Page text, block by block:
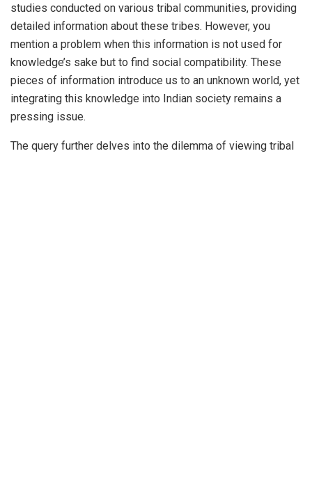
studies conducted on various tribal communities, providing
detailed information about these tribes. However, you
mention a problem when this information is not used for
knowledge’s sake but to find social compatibility. These
pieces of information introduce us to an unknown world, yet
integrating this knowledge into Indian society remains a
pressing issue.
The query further delves into the dilemma of viewing tribal